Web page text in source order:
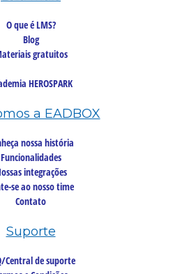
O que é LMS?
Blog
gratuitos
HEROSPARK
a EADBOX
nossa história
Funcionalidades
integrações
se ao nosso time
Contato
Suporte
Central de suporte